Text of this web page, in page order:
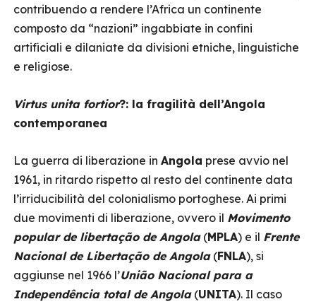
contribuendo a rendere l’Africa un continente
composto da “nazioni” ingabbiate in confini
artificiali e dilaniate da divisioni etniche, linguistiche
e religiose.
Virtus unita fortior?: la fragilità dell’Angola
contemporanea
La guerra di liberazione in Angola prese avvio nel
1961, in ritardo rispetto al resto del continente data
l’irriducibilità del colonialismo portoghese. Ai primi
due movimenti di liberazione, ovvero il Movimento
popular de libertação de Angola(MPLA) e il Frente
Nacional de Libertação de Angola(FNLA), si
aggiunse nel 1966 l’União Nacional para a
Independência total de Angola(UNITA). Il caso